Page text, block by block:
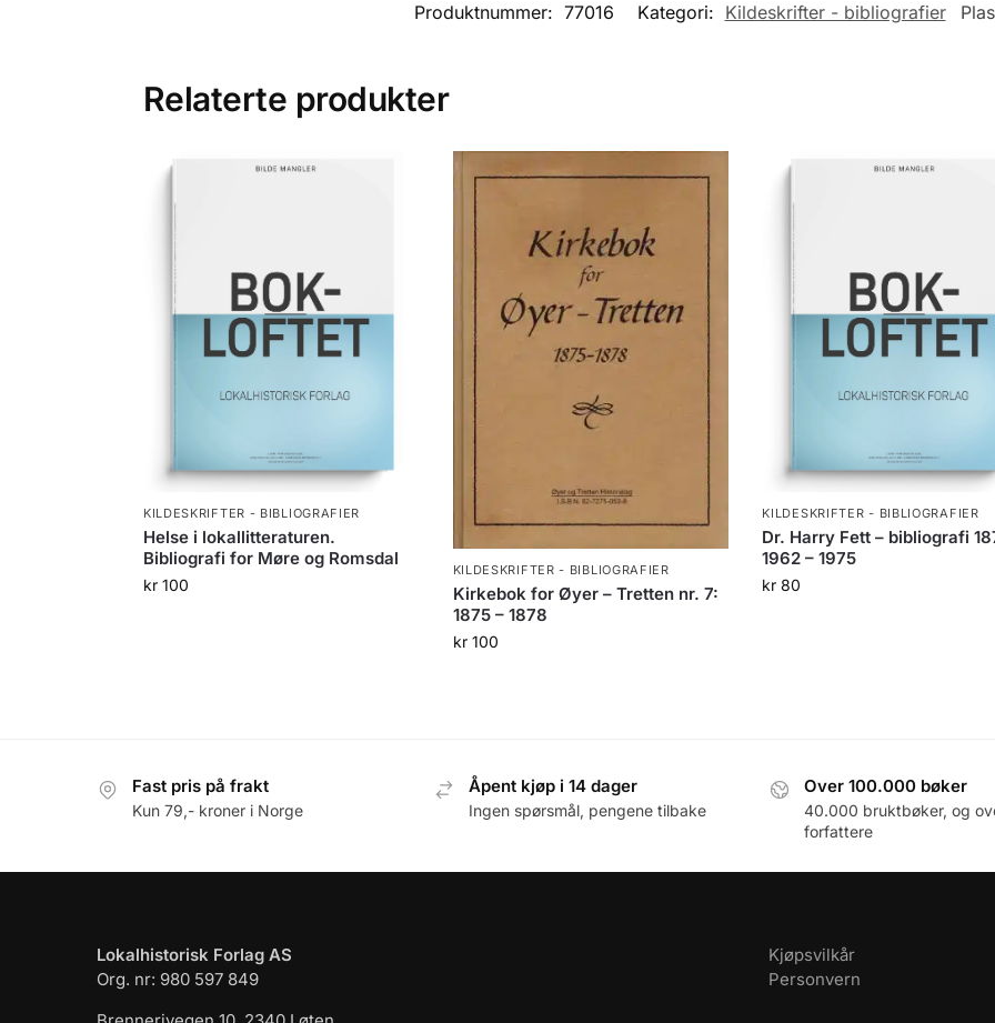
Produktnummer: 77016 Kategori: Kildeskrifter - bibliografier
Relaterte produkter
KILDESKRIFTER - BIBLIOGRAFIER
Helse i lokallitteraturen.
Bibliografi for Møre og Romsdal
kr100
KILDESKRIFTER - BIBLIOGRAFIER
Kirkebok for Øyer – Tretten nr. 7:
1875 – 1878
kr100
KILDESKRIFTER - BIBLIOGRAFIER
Dr. Harry Fett – bibliografi
1962 – 1975
kr 80
Fast pris på frakt
Kun 79,- kroner i Norge
Åpent kjøp i 14 dager
Ingen spørsmål, pengene tilbake
Over 100.000 bøker
40.000 bruktbøker, og
forfattere
Lokalhistorisk Forlag AS
Org. nr: 980 597 849
Kjøpsvilkår
Personvern